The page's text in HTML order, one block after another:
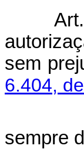
sem
6.404,
sempre